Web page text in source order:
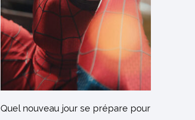
Quel nouveau jour se prépare pour